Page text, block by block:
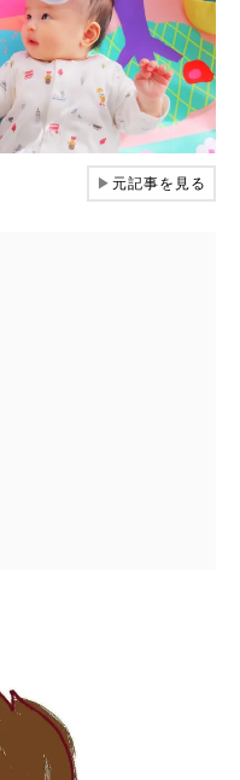
▶元記事を見る